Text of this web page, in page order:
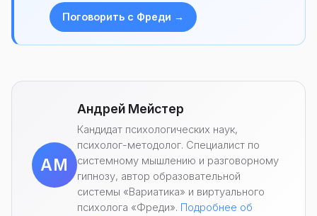
Поговорить с Фреди →
АМ
Андрей Мейстер
Кандидат психологических наук,
психолог-методолог. Специалист по
системному мышлению и разговорному
гипнозу, автор образовательной
системы «Вариатика» и виртуального
психолога «Фреди». Подробнее об